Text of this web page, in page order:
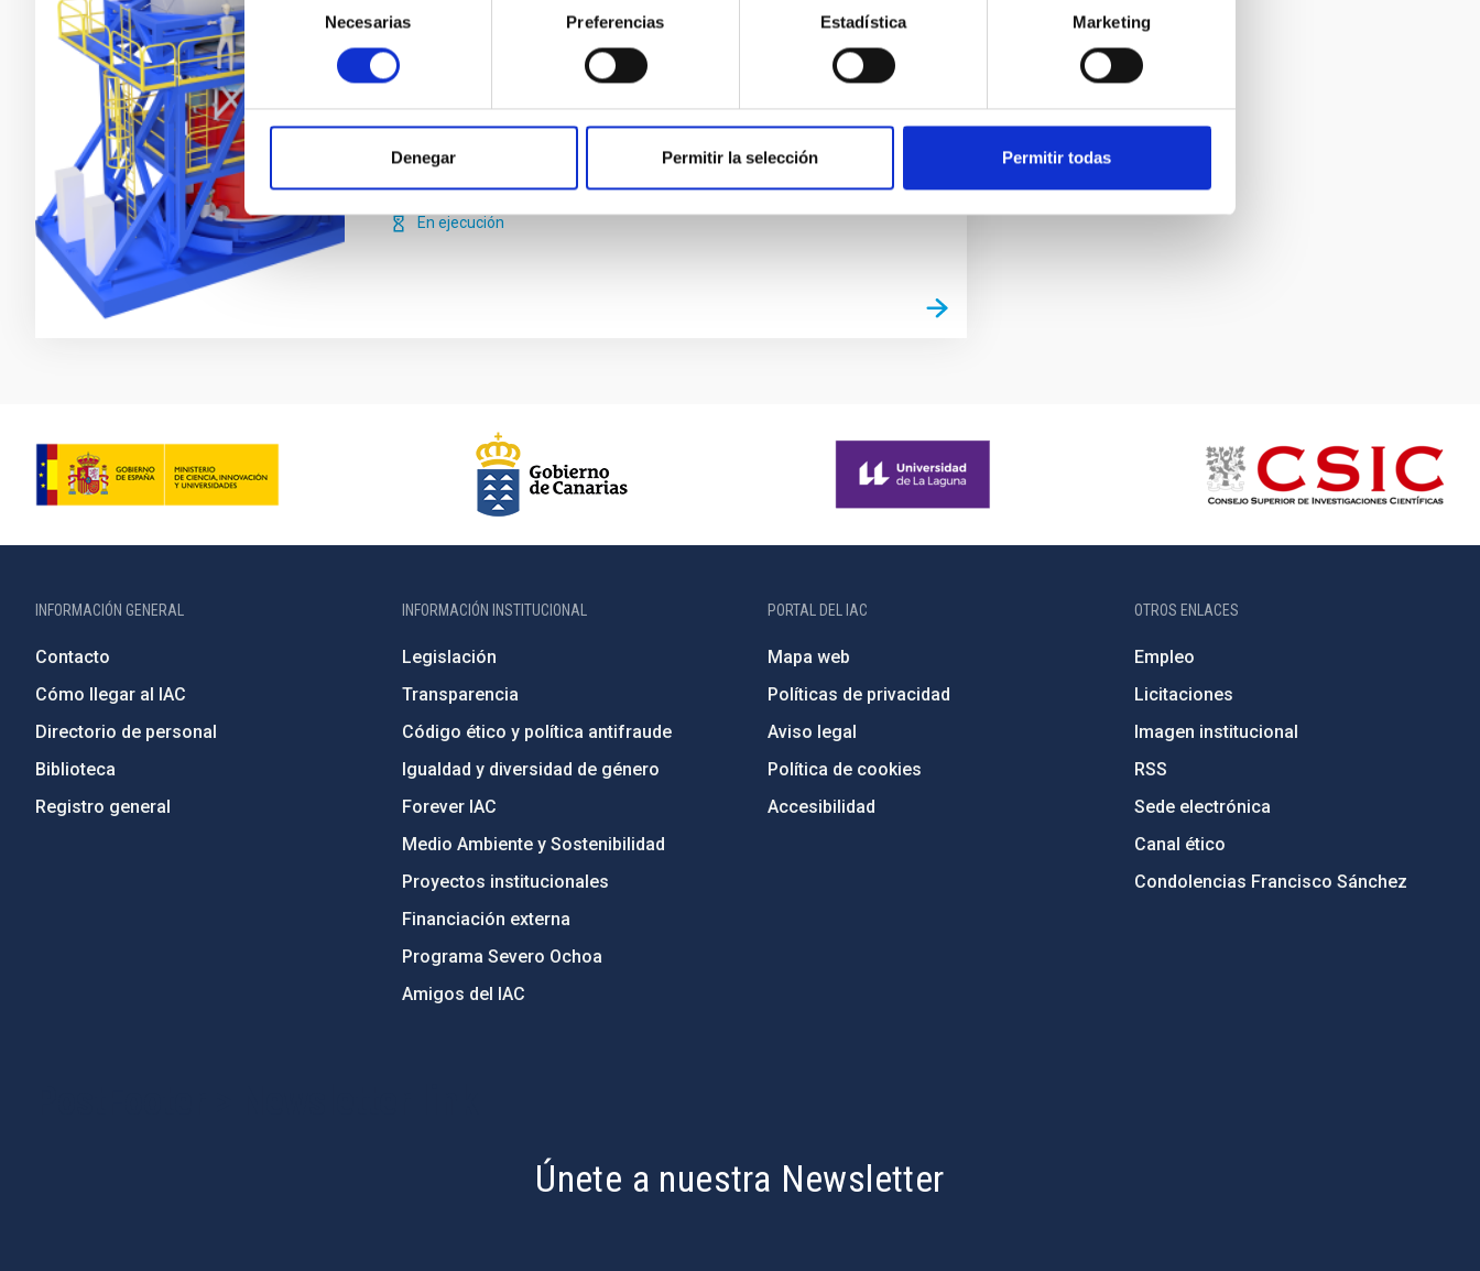
consentimiento
Necesarias Preferencias Estadística Marketing
Denegar Permitir la selección Permitir todas
para el ELT europeo (Extremely Large Telescope). Es un
espectrógrafo de campo integral de alta resolución angular, en el
rango óptico e infrarrojo cercano, y con una resolución espectral que
varía entre R ~ 4000 y R ~ 20000
En ejecución
INFORMACIÓN GENERAL
Contacto
Cómo llegar al IAC
Directorio de personal
Biblioteca
Registro general
INFORMACIÓN INSTITUCIONAL
Legislación
Transparencia
Código ético y política antifraude
Igualdad y diversidad de género
Forever IAC
Medio Ambiente y Sostenibilidad
Proyectos institucionales
Financiación externa
Programa Severo Ochoa
Amigos del IAC
PORTAL DEL IAC
Mapa web
Políticas de privacidad
Aviso legal
Política de cookies
Accesibilidad
OTROS ENLACES
Empleo
Licitaciones
Imagen institucional
RSS
Sede electrónica
Canal ético
Condolencias Francisco Sánchez
Únete a nuestra Newsletter